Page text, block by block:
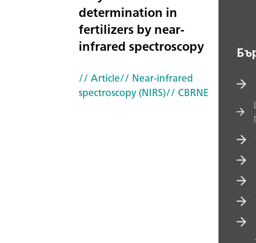
determination in
fertilizers by near-
infrared spectroscopy
// Article// Near-infrared
spectroscopy (NIRS)// CBRNE